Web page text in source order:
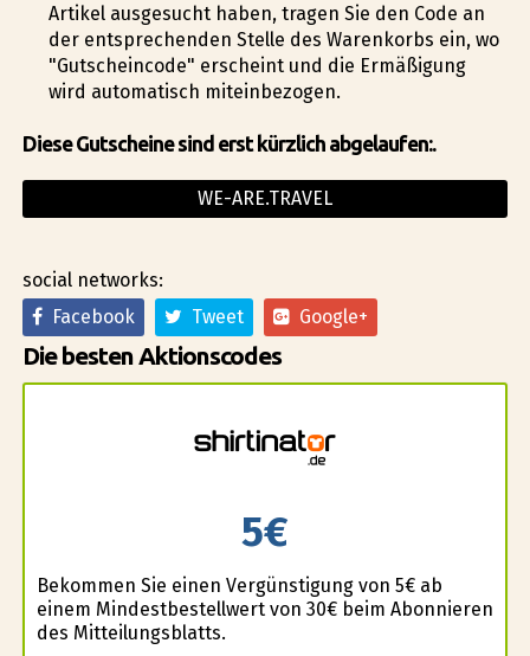
Artikel ausgesucht haben, tragen Sie den Code an
der entsprechenden Stelle des Warenkorbs ein, wo
"Gutscheincode" erscheint und die Ermäßigung
wird automatisch miteinbezogen.
Diese Gutscheine sind erst kürzlich abgelaufen:.
WE-ARE.TRAVEL
social networks:
Facebook
Tweet Google+
Die besten Aktionscodes
5€
Bekommen Sie einen Vergünstigung von 5€ ab
einem Mindestbestellwert von 30€ beim Abonnieren
des Mitteilungsblatts.